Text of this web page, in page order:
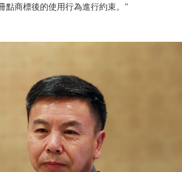
點商標後的使用行為進行約束。”